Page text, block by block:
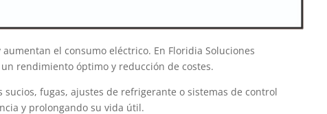
el consumo eléctrico. En Floridia Soluciones
rendimiento óptimo y reducción de costes.
fugas, ajustes de refrigerante o sistemas de control
y prolongando su vida útil.